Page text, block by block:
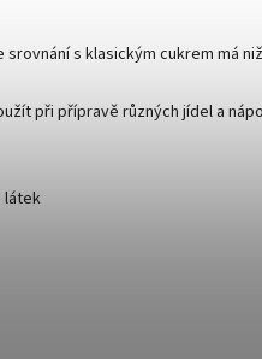
srovnání s klasickým cukrem má
při přípravě různých jídel a
látek